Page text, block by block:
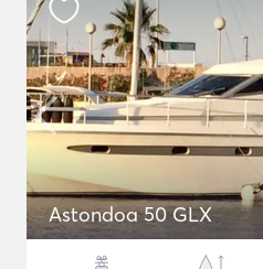
Astondoa 50 GLX